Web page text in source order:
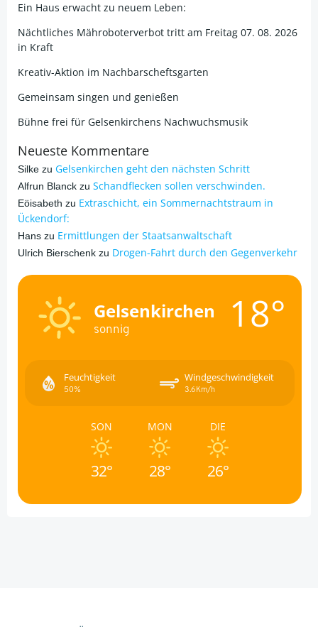
Ein Haus erwacht zu neuem Leben:
Nächtliches Mähroboterverbot tritt am Freitag 07. 08. 2026
in Kraft
Kreativ-Aktion im Nachbarscheftsgarten
Gemeinsam singen und genießen
Bühne frei für Gelsenkirchens Nachwuchsmusik
Neueste Kommentare
Silke zu Gelsenkirchen geht den nächsten Schritt
Alfrun Blanck zu Schandflecken sollen verschwinden.
Eöisabeth zu Extraschicht, ein Sommernachtstraum in
Ückendorf:
Hans zu Ermittlungen der Staatsanwaltschaft
Ulrich Bierschenk zu Drogen-Fahrt durch den Gegenverkehr
Gelsenkirchen
sonnig 18°
Feuchtigkeit
50%
Windgeschwindigkeit
3.6Km/h
SON
32°
MON
28°
DIE
26°